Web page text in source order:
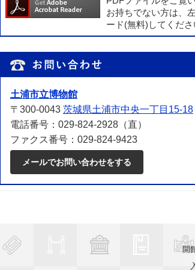
お持ちでない方は、
ード(無料)してくださ
土浦市立博物館
〒300-0043 茨城県土浦市中央一丁目15-18
電話番号：029-824-2928（直）
ファクス番号：029-824-9423
メールでお問い合わせをする
物館 開